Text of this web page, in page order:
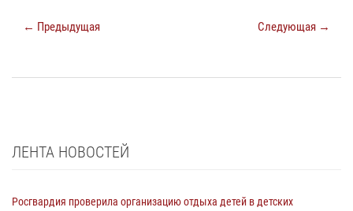
← Предыдущая Следующая →
ЛЕНТА НОВОСТЕЙ
Росгвардия проверила организацию отдыха детей в детских